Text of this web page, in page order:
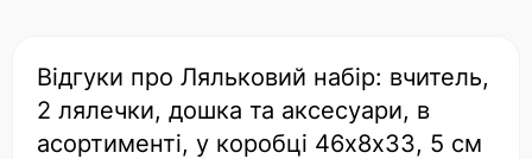
Відгуки про Ляльковий набір: вчитель,
2 лялечки, дошка та аксесуари, в
асортименті, у коробці 46х8х33, 5 см